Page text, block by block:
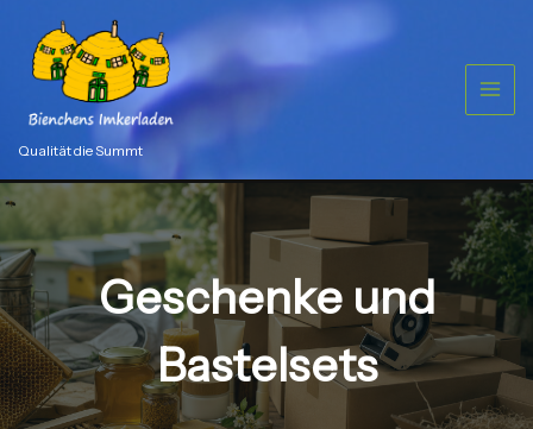
Inhalt
springen
Qualität die Summt
Geschenke und
Bastelsets